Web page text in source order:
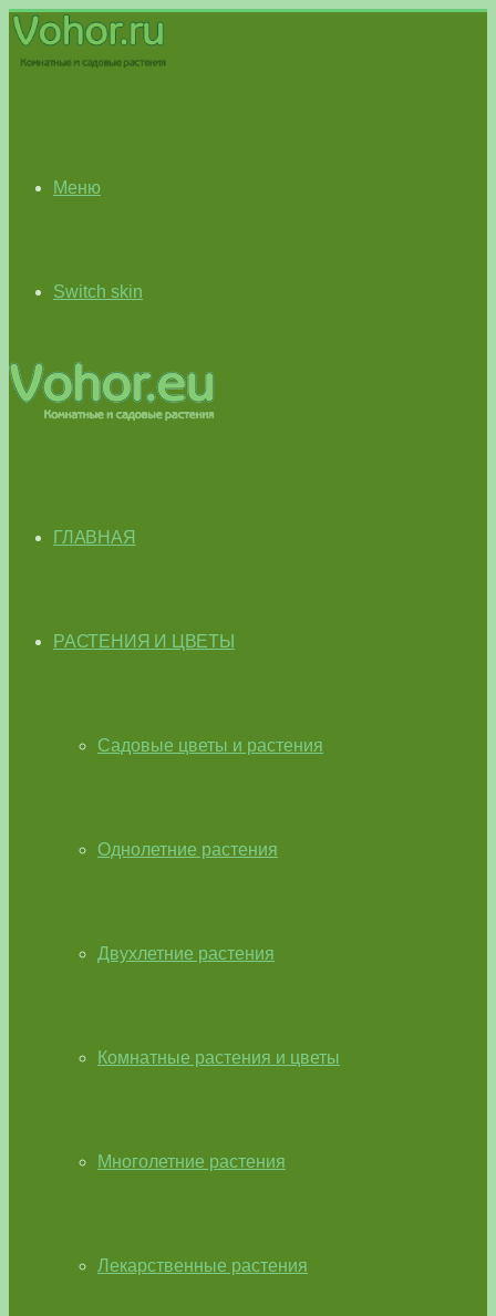
Меню
Switch skin
ГЛАВНАЯ
РАСТЕНИЯ И ЦВЕТЫ
Садовые цветы и растения
Однолетние растения
Двухлетние растения
Комнатные растения и цветы
Многолетние растения
Лекарственные растения